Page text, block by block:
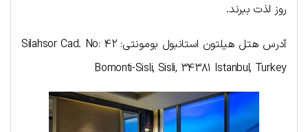
روز لذت ببرند.
آدرس هتل هیلتون استانبول بومونتی: Silahsor Cad. No: 42
Bomonti-Sisli, Sisli, 34381 Istanbul, Turkey